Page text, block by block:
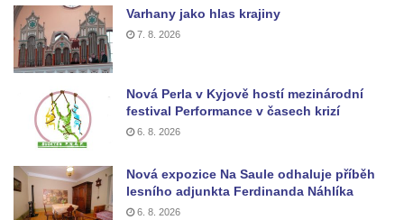
Socha Krista klesajícího pod křížem u
kostela svatého Mikuláše v Českých
Budějovicích
Socha svatého Jana Nepomuckého u
kostela svaté Rodiny v Českých
Budějovicích
náměstí v Českých Budějovicích
Socha Tornádo v parku na Senovážném
Varhany jako hlas krajiny
7. 8. 2026
Nová Perla v Kyjově hostí mezinárodní
festival Performance v časech krizí
6. 8. 2026
Nová expozice Na Saule odhaluje příběh
lesního adjunkta Ferdinanda Náhlíka
6. 8. 2026